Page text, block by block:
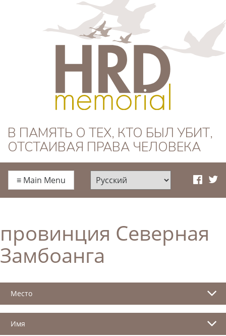
HRD Memorial —
Русский
В ПАМЯТЬ О ТЕХ, КТО БЫЛ УБИТ,
ОТСТАИВАЯ ПРАВА ЧЕЛОВЕКА
≡ Main Menu
провинция Северная
Замбоанга
Место
Имя